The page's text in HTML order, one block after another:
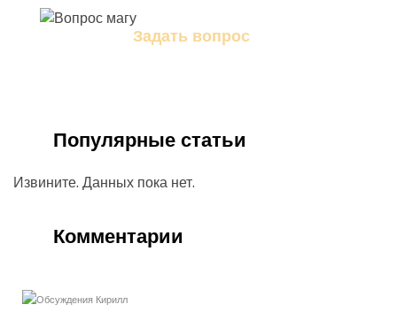
Задать вопрос
Популярные статьи
Извините. Данных пока нет.
Комментарии
Кирилл